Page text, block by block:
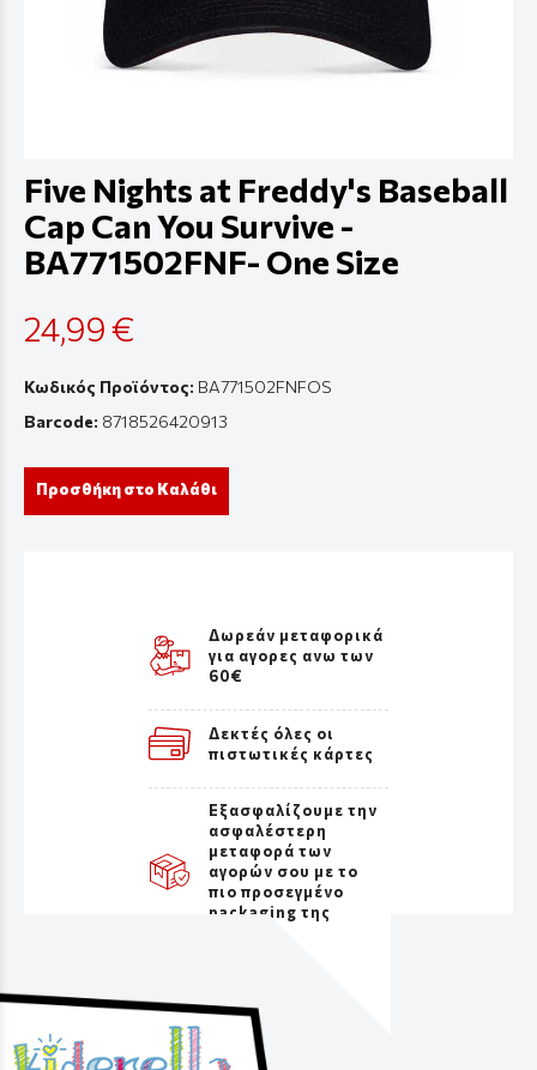
Five Nights at Freddy's Baseball
Cap Can You Survive -
BA771502FNF- One Size
24,99 €
Κωδικός Προϊόντος: BA771502FNFOS
Barcode: 8718526420913
Προσθήκη στο Καλάθι
Δωρεάν μεταφορικά
για αγορες ανω των
60€
Δεκτές όλες οι
πιστωτικές κάρτες
Εξασφαλίζουμε την
ασφαλέστερη
μεταφορά των
αγορών σου με το
πιο προσεγμένο
packaging της